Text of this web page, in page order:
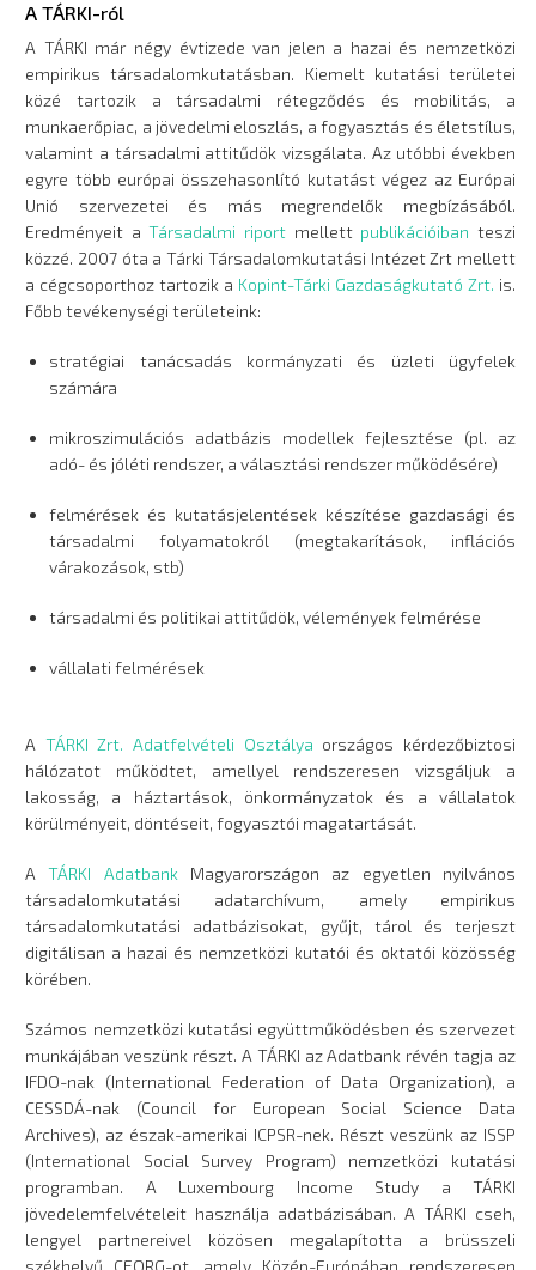
A TÁRKI-ról
A TÁRKI már négy évtizede van jelen a hazai és nemzetközi
empirikus társadalomkutatásban. Kiemelt kutatási területei
közé tartozik a társadalmi rétegződés és mobilitás, a
munkaerőpiac, a jövedelmi eloszlás, a fogyasztás és életstílus,
valamint a társadalmi attitűdök vizsgálata. Az utóbbi években
egyre több európai összehasonlító kutatást végez az Európai
Unió szervezetei és más megrendelők megbízásából.
Eredményeit aTársadalmi riport mellett publikációiban teszi
közzé. 2007 óta a Tárki Társadalomkutatási Intézet Zrt mellett
a cégcsoporthoz tartozik a Kopint-Tárki Gazdaságkutató Zrt. is.
Főbb tevékenységi területeink:
stratégiai tanácsadás kormányzati és üzleti ügyfelek
számára
mikroszimulációs adatbázis modellek fejlesztése (pl. az
adó- és jóléti rendszer, a választási rendszer működésére)
felmérések és kutatásjelentések készítése gazdasági és
társadalmi folyamatokról (megtakarítások, inflációs
várakozások, stb)
társadalmi és politikai attitűdök, vélemények felmérése
vállalati felmérések
A TÁRKI Zrt. Adatfelvételi Osztálya országos kérdezőbiztosi
hálózatot működtet, amellyel rendszeresen vizsgáljuk a
lakosság, a háztartások, önkormányzatok és a vállalatok
körülményeit, döntéseit, fogyasztói magatartását.
ATÁRKI Adatbank Magyarországon az egyetlen nyilvános
társadalomkutatási adatarchívum, amely empirikus
társadalomkutatási adatbázisokat, gyűjt, tárol és terjeszt
digitálisan a hazai és nemzetközi kutatói és oktatói közösség
körében.
Számos nemzetközi kutatási együttműködésben és szervezet
munkájában veszünk részt. A TÁRKI az Adatbank révén tagja az
IFDO-nak (International Federation of Data Organization), a
CESSDÁ-nak (Council for European Social Science Data
Archives), az észak-amerikai ICPSR-nek. Részt veszünk az ISSP
(International Social Survey Program) nemzetközi kutatási
programban. A Luxembourg Income Study a TÁRKI
jövedelemfelvételeit használja adatbázisában. A TÁRKI cseh,
lengyel partnereivel közösen megalapította a brüsszeli
székhelyű CEORG-ot, amely Közép-Európában rendszeresen